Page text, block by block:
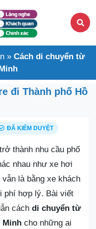
» Cách di chuyển từ
đi Thành phố Hồ
ĐÃ KIỂM DUYỆT
thành nhu cầu phổ
nhau như xe hơi
là bằng xe khách
phí hợp lý. Bài viết
cách di chuyển từ
Minh cho những ai